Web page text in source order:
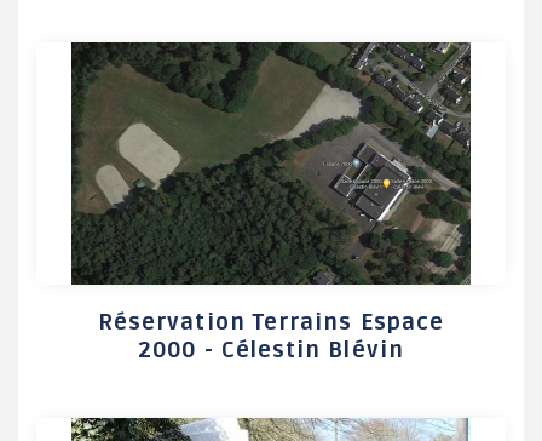
Réservation Terrains Espace
2000 - Célestin Blévin